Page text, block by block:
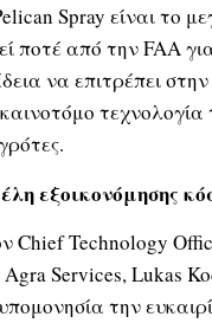
Spray είναι το
ποτέ από την FAA
να επιτρέπει
τεχνολογία
εξοικονόμησης
Chief Technology
Services, Lukas
την